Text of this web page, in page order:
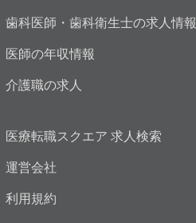
歯科医師・歯科衛生士の求人情報
医師の年収情報
介護職の求人
医療転職スクエア 求人検索
運営会社
利用規約